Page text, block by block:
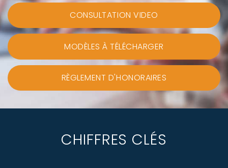
CONSULTATION VIDEO
MODÈLES À TÉLÉCHARGER
RÈGLEMENT D'HONORAIRES
CHIFFRES CLÉS